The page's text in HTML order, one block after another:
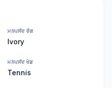
ਮਨਪਸੰਦ ਰੰਗ
Ivory
ਮਨਪਸੰਦ ਖੇਡ
Tennis